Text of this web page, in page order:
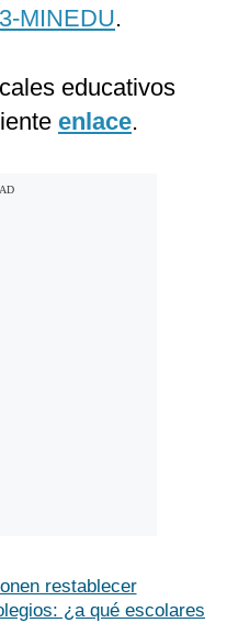
MINEDU.
educativos
enlace.
restablecer
¿a qué escolares